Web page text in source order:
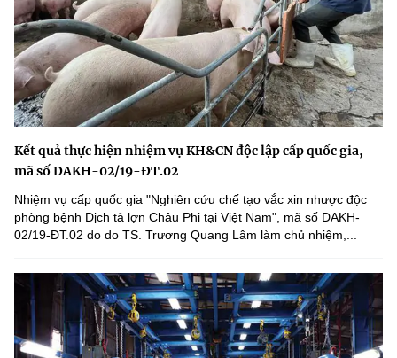
Kết quả thực hiện nhiệm vụ KH&CN độc lập cấp quốc gia,
mã số DAKH-02/19-ĐT.02
Nhiệm vụ cấp quốc gia "Nghiên cứu chế tạo vắc xin nhược độc
phòng bệnh Dịch tả lợn Châu Phi tại Việt Nam", mã số DAKH-
02/19-ĐT.02 do do TS. Trương Quang Lâm làm chủ nhiệm,...